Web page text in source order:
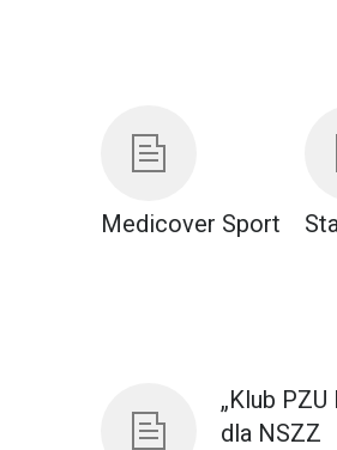
Medicover Sport
„Klub
dla NSZZ